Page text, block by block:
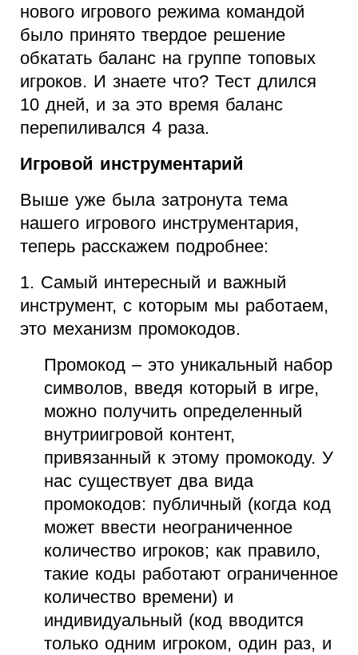
нового игрового режима командой
было принято твердое решение
обкатать баланс на группе топовых
игроков. И знаете что? Тест длился
10 дней, и за это время баланс
перепиливался 4 раза.
Игровой инструментарий
Выше уже была затронута тема
нашего игрового инструментария,
теперь расскажем подробнее:
1. Самый интересный и важный
инструмент, с которым мы работаем,
это механизм промокодов.
Промокод – это уникальный набор
символов, введя который в игре,
можно получить определенный
внутриигровой контент,
привязанный к этому промокоду. У
нас существует два вида
промокодов: публичный (когда код
может ввести неограниченное
количество игроков; как правило,
такие коды работают ограниченное
количество времени) и
индивидуальный (код вводится
только одним игроком, один раз, и